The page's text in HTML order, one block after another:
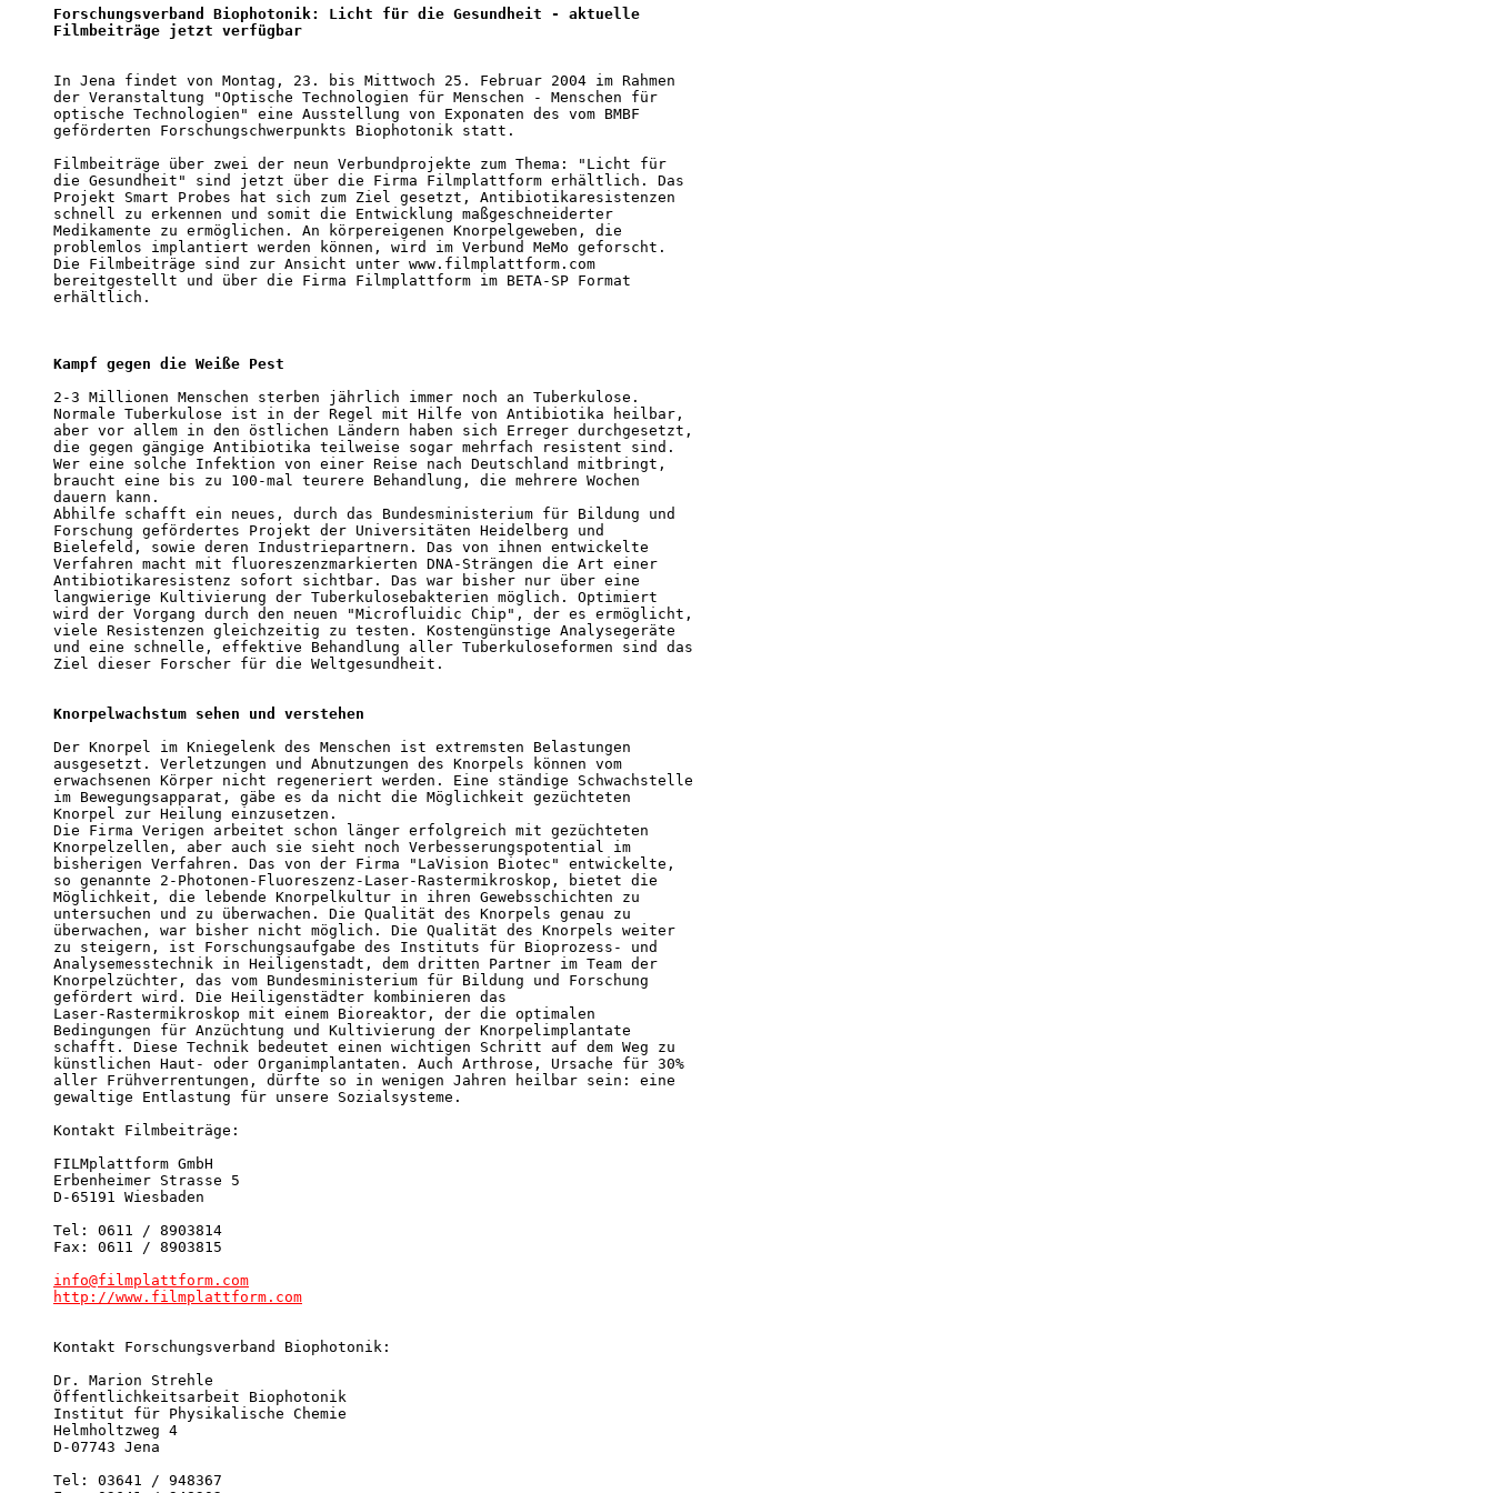
Forschungsverband Biophotonik: Licht für die Gesundheit - aktuelle
Filmbeiträge jetzt verfügbar
In Jena findet von Montag, 23. bis Mittwoch 25. Februar 2004 im Rahmen
der Veranstaltung "Optische Technologien für Menschen - Menschen für
optische Technologien" eine Ausstellung von Exponaten des vom BMBF
geförderten Forschungschwerpunkts Biophotonik statt.
Filmbeiträge über zwei der neun Verbundprojekte zum Thema: "Licht für
die Gesundheit" sind jetzt über die Firma Filmplattform erhältlich. Das
Projekt Smart Probes hat sich zum Ziel gesetzt, Antibiotikaresistenzen
schnell zu erkennen und somit die Entwicklung maßgeschneiderter
Medikamente zu ermöglichen. An körpereigenen Knorpelgeweben, die
problemlos implantiert werden können, wird im Verbund MeMo geforscht.
Die Filmbeiträge sind zur Ansicht unter www.filmplattform.com
bereitgestellt und über die Firma Filmplattform im BETA-SP Format
erhältlich.
Kampf gegen die Weiße Pest
2-3 Millionen Menschen sterben jährlich immer noch an Tuberkulose.
Normale Tuberkulose ist in der Regel mit Hilfe von Antibiotika heilbar,
aber vor allem in den östlichen Ländern haben sich Erreger durchgesetzt,
die gegen gängige Antibiotika teilweise sogar mehrfach resistent sind.
Wer eine solche Infektion von einer Reise nach Deutschland mitbringt,
braucht eine bis zu 100-mal teurere Behandlung, die mehrere Wochen
dauern kann.
Abhilfe schafft ein neues, durch das Bundesministerium für Bildung und
Forschung gefördertes Projekt der Universitäten Heidelberg und
Bielefeld, sowie deren Industriepartnern. Das von ihnen entwickelte
Verfahren macht mit fluoreszenzmarkierten DNA-Strängen die Art einer
Antibiotikaresistenz sofort sichtbar. Das war bisher nur über eine
langwierige Kultivierung der Tuberkulosebakterien möglich. Optimiert
wird der Vorgang durch den neuen "Microfluidic Chip", der es ermöglicht,
viele Resistenzen gleichzeitig zu testen. Kostengünstige Analysegeräte
und eine schnelle, effektive Behandlung aller Tuberkuloseformen sind das
Ziel dieser Forscher für die Weltgesundheit.
Knorpelwachstum sehen und verstehen
Der Knorpel im Kniegelenk des Menschen ist extremsten Belastungen
ausgesetzt. Verletzungen und Abnutzungen des Knorpels können vom
erwachsenen Körper nicht regeneriert werden. Eine ständige Schwachstelle
im Bewegungsapparat, gäbe es da nicht die Möglichkeit gezüchteten
Knorpel zur Heilung einzusetzen.
Die Firma Verigen arbeitet schon länger erfolgreich mit gezüchteten
Knorpelzellen, aber auch sie sieht noch Verbesserungspotential im
bisherigen Verfahren. Das von der Firma "LaVision Biotec" entwickelte,
so genannte 2-Photonen-Fluoreszenz-Laser-Rastermikroskop, bietet die
Möglichkeit, die lebende Knorpelkultur in ihren Gewebsschichten zu
untersuchen und zu überwachen. Die Qualität des Knorpels genau zu
überwachen, war bisher nicht möglich. Die Qualität des Knorpels weiter
zu steigern, ist Forschungsaufgabe des Instituts für Bioprozess- und
Analysemesstechnik in Heiligenstadt, dem dritten Partner im Team der
Knorpelzüchter, das vom Bundesministerium für Bildung und Forschung
gefördert wird. Die Heiligenstädter kombinieren das
Laser-Rastermikroskop mit einem Bioreaktor, der die optimalen
Bedingungen für Anzüchtung und Kultivierung der Knorpelimplantate
schafft. Diese Technik bedeutet einen wichtigen Schritt auf dem Weg zu
künstlichen Haut- oder Organimplantaten. Auch Arthrose, Ursache für 30%
aller Frühverrentungen, dürfte so in wenigen Jahren heilbar sein: eine
gewaltige Entlastung für unsere Sozialsysteme.
Kontakt Filmbeiträge:
FILMplattform GmbH
Erbenheimer Strasse 5
D-65191 Wiesbaden
Tel: 0611 / 8903814
Fax: 0611 / 8903815
info@filmplattform.com
http://www.filmplattform.com
Kontakt Forschungsverband Biophotonik:
Dr. Marion Strehle
Öffentlichkeitsarbeit Biophotonik
Institut für Physikalische Chemie
Helmholtzweg 4
D-07743 Jena
Tel: 03641 / 948367